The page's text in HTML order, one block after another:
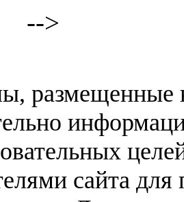
-->
размещенные
сайта